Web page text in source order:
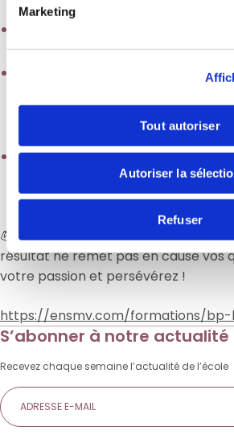
Marketing
Tout autoriser
Autoriser la
Refuser
, pour
exigence et leur dévouement au
Des chefs d’entreprise/
consacré à accompagner nos
transmission de votre précieux
🏫De toute l’équipe de l’ENSMV,
maximum pour assurer le bon
réussite de ces 2 années de
💪Une pensée pour les candidats
résultat ne remet pas en cause vos
votre passion et persévérez !
https://ensmv.com/formations/
S’abonner à notre actualité
Recevez chaque semaine l’actualité de l’école
E-
mail